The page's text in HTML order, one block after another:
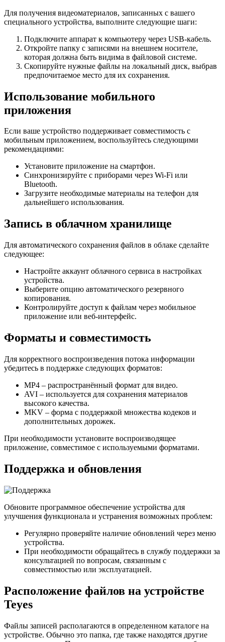
Для получения видеоматериалов, записанных с вашего
специального устройства, выполните следующие шаги:
Подключите аппарат к компьютеру через USB-кабель.
Откройте папку с записями на внешнем носителе,
которая должна быть видима в файловой системе.
Скопируйте нужные файлы на локальный диск, выбрав
предпочитаемое место для их сохранения.
Использование мобильного
приложения
Если ваше устройство поддерживает совместимость с
мобильным приложением, воспользуйтесь следующими
рекомендациями:
Установите приложение на смартфон.
Синхронизируйте с приборами через Wi-Fi или
Bluetooth.
Загрузите необходимые материалы на телефон для
дальнейшего использования.
Запись в облачном хранилище
Для автоматического сохранения файлов в облаке сделайте
следующее:
Настройте аккаунт облачного сервиса в настройках
устройства.
Выберите опцию автоматического резервного
копирования.
Контролируйте доступ к файлам через мобильное
приложение или веб-интерфейс.
Форматы и совместимость
Для корректного воспроизведения потока информации
убедитесь в поддержке следующих форматов:
MP4 – распространённый формат для видео.
AVI – используется для сохранения материалов
высокого качества.
MKV – форма с поддержкой множества кодеков и
дополнительных дорожек.
При необходимости установите воспроизводящее
приложение, совместимое с используемыми форматами.
Поддержка и обновления
Обновите программное обеспечение устройства для
улучшения функционала и устранения возможных проблем:
Регулярно проверяйте наличие обновлений через меню
устройства.
При необходимости обращайтесь в службу поддержки за
консультацией по вопросам, связанным с
совместимостью или эксплуатацией.
Расположение файлов на устройстве
Teyes
Файлы записей располагаются в определенном каталоге на
устройстве. Обычно это папка, где также находятся другие